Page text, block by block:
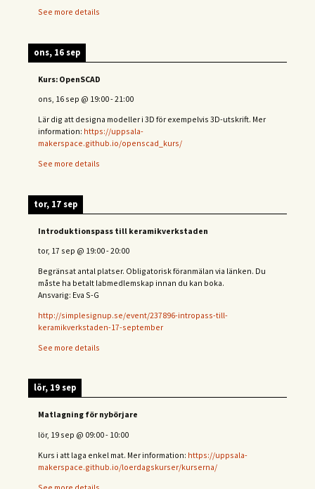
See more details
ons, 16 sep
Kurs: OpenSCAD
ons, 16 sep @ 19:00-21:00
Lär dig att designa modeller i 3D för exempelvis 3D-utskrift. Mer
information: https://uppsala-
makerspace.github.io/openscad_kurs/
See more details
tor, 17 sep
Introduktionspass till keramikverkstaden
tor, 17 sep @ 19:00-20:00
Begränsat antal platser. Obligatorisk föranmälan via länken. Du
måste ha betalt labmedlemskap innan du kan boka.
Ansvarig: Eva S-G
http://simplesignup.se/event/237896-intropass-till-
keramikverkstaden-17-september
See more details
lör, 19 sep
Matlagning för nybörjare
lör, 19 sep @ 09:00- 10:00
Kurs i att laga enkel mat. Mer information: https://uppsala-
makerspace.github.io/loerdagskurser/kurserna/
See more details